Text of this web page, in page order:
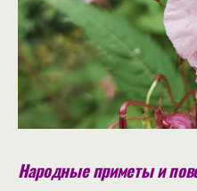
Народные приметы и